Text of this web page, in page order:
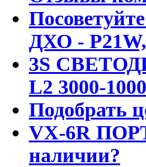
ДХО - P21W,
3S
L2 3000-
Подобрать
VX-6R
наличии?